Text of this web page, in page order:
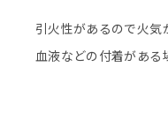
引火性があるので火気
血液などの付着がある